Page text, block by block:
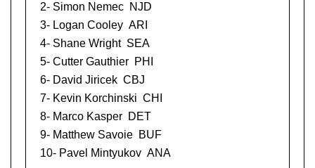
2- Simon Nemec NJD
3- Logan Cooley ARI
4- Shane Wright SEA
5- Cutter Gauthier PHI
6- David Jiricek CBJ
7- Kevin Korchinski CHI
8- Marco Kasper DET
9- Matthew Savoie BUF
10- Pavel Mintyukov ANA